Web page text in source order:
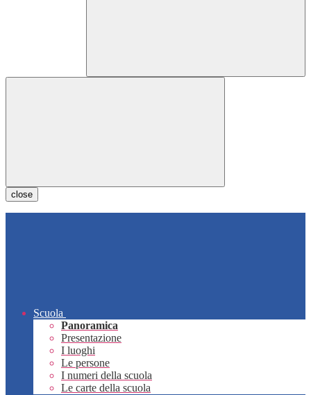
close
Scuola
Panoramica
Presentazione
I luoghi
Le persone
I numeri della scuola
Le carte della scuola